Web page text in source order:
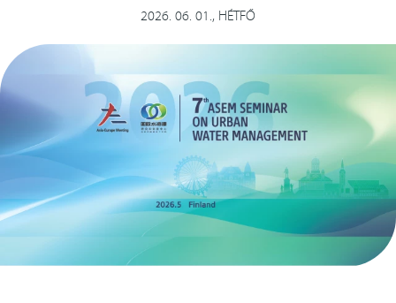
letöltések
kapcsolat
english
2026. 06. 01., HÉTFŐ